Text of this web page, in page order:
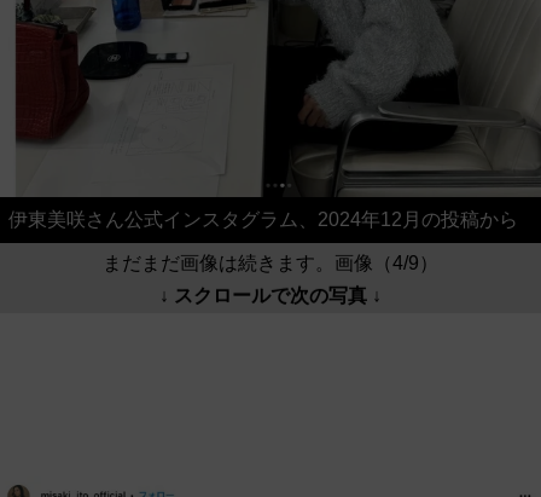
伊東美咲さん公式インスタグラム、2024年12月の投稿から
まだまだ画像は続きます。画像（4/9）
↓ スクロールで次の写真 ↓